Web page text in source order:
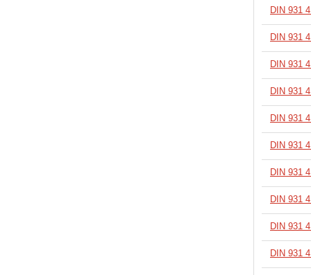
DIN 931
DIN 931
DIN 931
DIN 931
DIN 931
DIN 931
DIN 931
DIN 931
DIN 931
DIN 931